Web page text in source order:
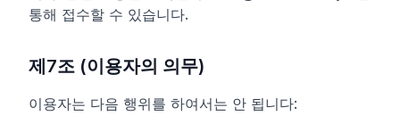
통해 접수할 수 있습니다.
제7조 (이용자의 의무)
이용자는 다음 행위를 하여서는 안 됩니다: